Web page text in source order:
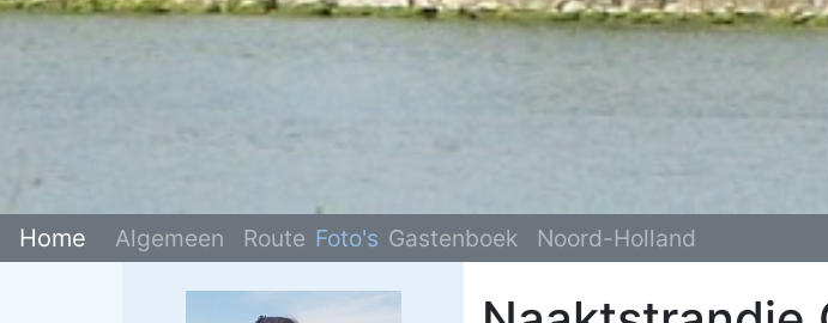
Home Algemeen Route Foto's Gastenboek Noord-Holland